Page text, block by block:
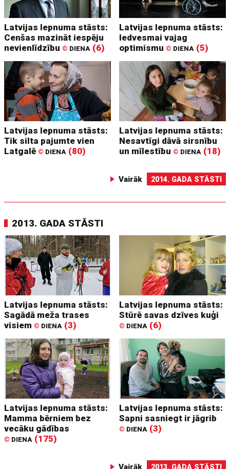
Latvijas lepnuma stāsts:
Cenšas mazināt iespēju
nevienlīdzību © DIENA (6)
Latvijas lepnuma stāsts:
Iedvesmai vajag
optimismu © DIENA (5)
Latvijas lepnuma stāsts:
Tik silta pajumte vien
Latgalē © DIENA (80)
Latvijas lepnuma stāsts:
Nesavtīgi dāvā sirsnību
un mīlestību © DIENA (18)
Vairāk 2014. GADA STĀSTI
2013. GADA STĀSTI
Latvijas lepnuma stāsts:
Sagādā meža trases
visiem © DIENA (3)
Latvijas lepnuma stāsts:
Stūrē savas dzīves kuģi
© DIENA (6)
Latvijas lepnuma stāsts:
Mamma bērniem bez
vecāku gādības
© DIENA (175)
Latvijas lepnuma stāsts:
Sapni sasniegt ir jāgrib
© DIENA (3)
Vairāk 2013. GADA STĀSTI